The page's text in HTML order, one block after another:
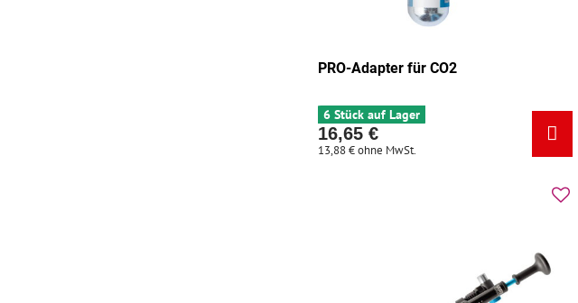
PRO-Adapter für CO2
6 Stück auf Lager
16,65 €
13,88 €ohne MwSt.